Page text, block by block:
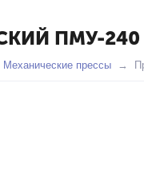
ПМУ-240
Механические прессы